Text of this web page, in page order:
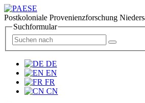
Postkoloniale Provenienzforschung
Suchformular
DE
EN
FR
CN